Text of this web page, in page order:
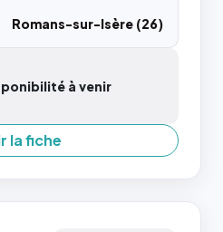
Romans-sur-Isère (26)
à venir
la fiche